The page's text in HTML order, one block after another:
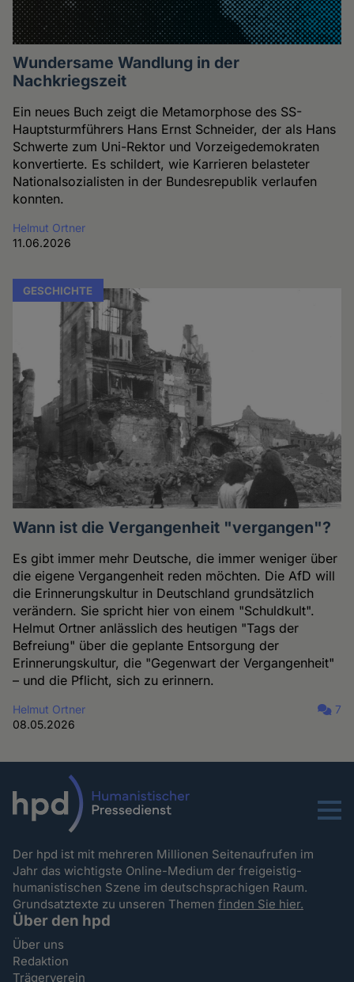
Wundersame Wandlung in der
Nachkriegszeit
Ein neues Buch zeigt die Metamorphose des SS-
Hauptsturmführers Hans Ernst Schneider, der als Hans
Schwerte zum Uni-Rektor und Vorzeigedemokraten
konvertierte. Es schildert, wie Karrieren belasteter
Nationalsozialisten in der Bundesrepublik verlaufen
konnten.
Helmut Ortner
11.06.2026
GESCHICHTE
Wann ist die Vergangenheit "vergangen"?
Es gibt immer mehr Deutsche, die immer weniger über
die eigene Vergangenheit reden möchten. Die AfD will
die Erinnerungskultur in Deutschland grundsätzlich
verändern. Sie spricht hier von einem "Schuldkult".
Helmut Ortner anlässlich des heutigen "Tags der
Befreiung" über die geplante Entsorgung der
Erinnerungskultur, die "Gegenwart der Vergangenheit"
– und die Pflicht, sich zu erinnern.
Helmut Ortner
08.05.2026
7
Menu
Der hpd ist mit mehreren Millionen Seitenaufrufen im
Jahr das wichtigste Online-Medium der freigeistig-
humanistischen Szene im deutschsprachigen Raum.
Grundsatztexte zu unseren Themenfinden Sie hier.
Über den hpd
Über uns
Redaktion
Trägerverein